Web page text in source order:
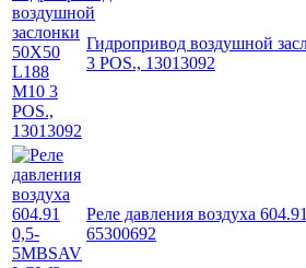
Гидропривод воздушной
3 POS., 13013092
Реле давления воздуха
65300692